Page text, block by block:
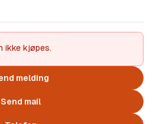
ikke kjøpes.
melding
Send mail